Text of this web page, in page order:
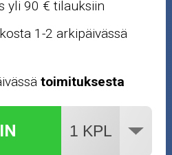
yli 90 € tilauksiin
1-2 arkipäivässä
toimituksesta